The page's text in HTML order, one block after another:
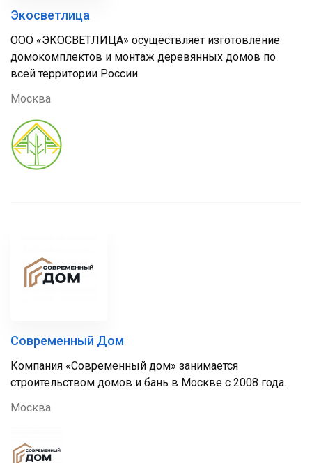
Экосветлица
ООО «ЭКОСВЕТЛИЦА» осуществляет изготовление
домокомплектов и монтаж деревянных домов по
всей территории России.
Москва
Современный Дом
Компания «Современный дом» занимается
строительством домов и бань в Москве с 2008 года.
Москва